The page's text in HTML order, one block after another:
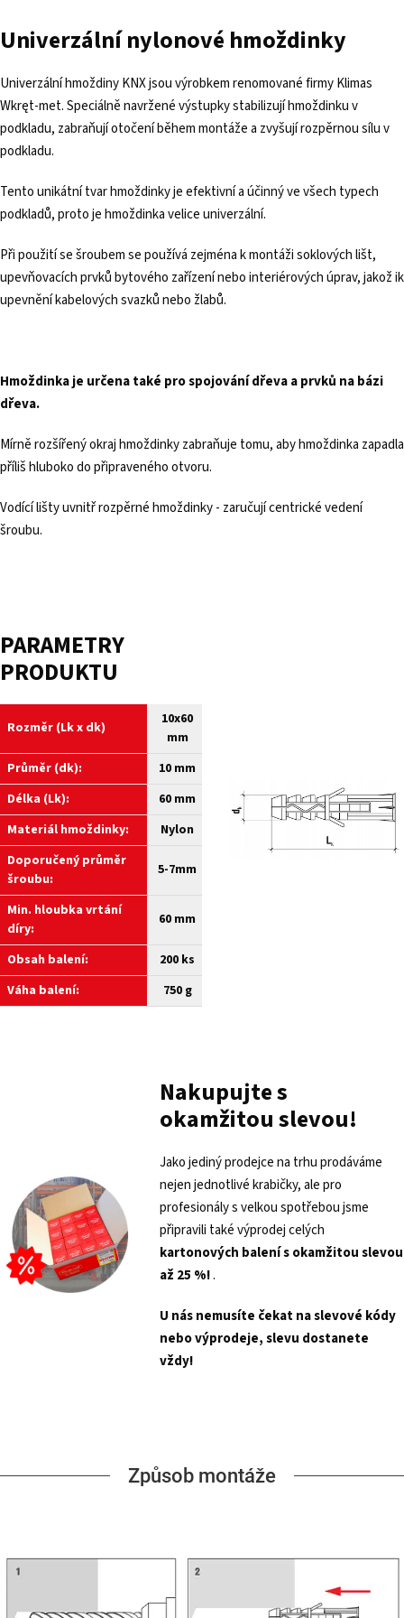
Univerzální nylonové hmoždinky
Univerzální hmoždiny KNX jsou výrobkem renomované firmy Klimas
Wkręt-met. Speciálně navržené výstupky stabilizují hmoždinku v
podkladu, zabraňují otočení během montáže a zvyšují rozpěrnou sílu v
podkladu.
Tento unikátní tvar hmoždinky je efektivní a účinný ve všech typech
podkladů, proto je hmoždinka velice univerzální.
Při použití se šroubem se používá zejména k montáži soklových lišt,
upevňovacích prvků bytového zařízení nebo interiérových úprav, jakož ik
upevnění kabelových svazků nebo žlabů.
Hmoždinka je určena také pro spojování dřeva a prvků na bázi
dřeva.
Mírně rozšířený okraj hmoždinky zabraňuje tomu, aby hmoždinka zapadla
příliš hluboko do připraveného otvoru.
Vodící lišty uvnitř rozpěrné hmoždinky - zaručují centrické vedení
šroubu.
PARAMETRY
PRODUKTU
Rozměr (Lk x dk)
10x60
mm
Průměr (dk):
10 mm
Délka (Lk):
60 mm
Materiál hmoždinky:
Nylon
Doporučený průměr
šroubu:
5-7mm
Min. hloubka vrtání
díry:
60 mm
Obsah balení:
200 ks
Váha balení:
750 g
Nakupujte s
okamžitou slevou!
Jako jediný prodejce na trhu prodáváme
nejen jednotlivé krabičky, ale pro
profesionály s velkou spotřebou jsme
připravili také výprodej celých
kartonových balení sokamžitou slevou
až 25 %!.
U nás nemusíte čekat na slevové kódy
nebo výprodeje, slevu dostanete
vždy!
Způsob montáže